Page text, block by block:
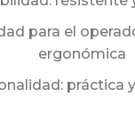
para el
ergonómica
práctica